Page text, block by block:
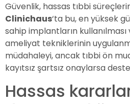
Güvenlik, hassas tıbbi
Clinichaus‘ta bu, en yüksek
sahip implantların
ameliyat tekniklerinin
müdahaleyi, ancak tıbbi ön
kayıtsız şartsız onaylarsa
Hassas